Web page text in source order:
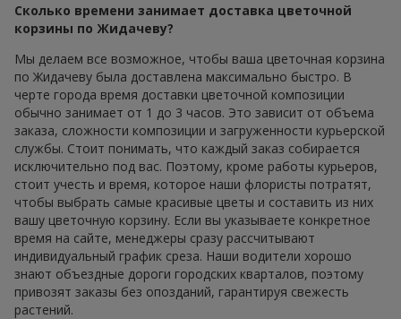
Сколько времени занимает доставка цветочной
корзины по Жидачеву?
Мы делаем все возможное, чтобы ваша цветочная корзина
по Жидачеву была доставлена максимально быстро. В
черте города время доставки цветочной композиции
обычно занимает от 1 до 3 часов. Это зависит от объема
заказа, сложности композиции и загруженности курьерской
службы. Стоит понимать, что каждый заказ собирается
исключительно под вас. Поэтому, кроме работы курьеров,
стоит учесть и время, которое наши флористы потратят,
чтобы выбрать самые красивые цветы и составить из них
вашу цветочную корзину. Если вы указываете конкретное
время на сайте, менеджеры сразу рассчитывают
индивидуальный график среза. Наши водители хорошо
знают объездные дороги городских кварталов, поэтому
привозят заказы без опозданий, гарантируя свежесть
растений.